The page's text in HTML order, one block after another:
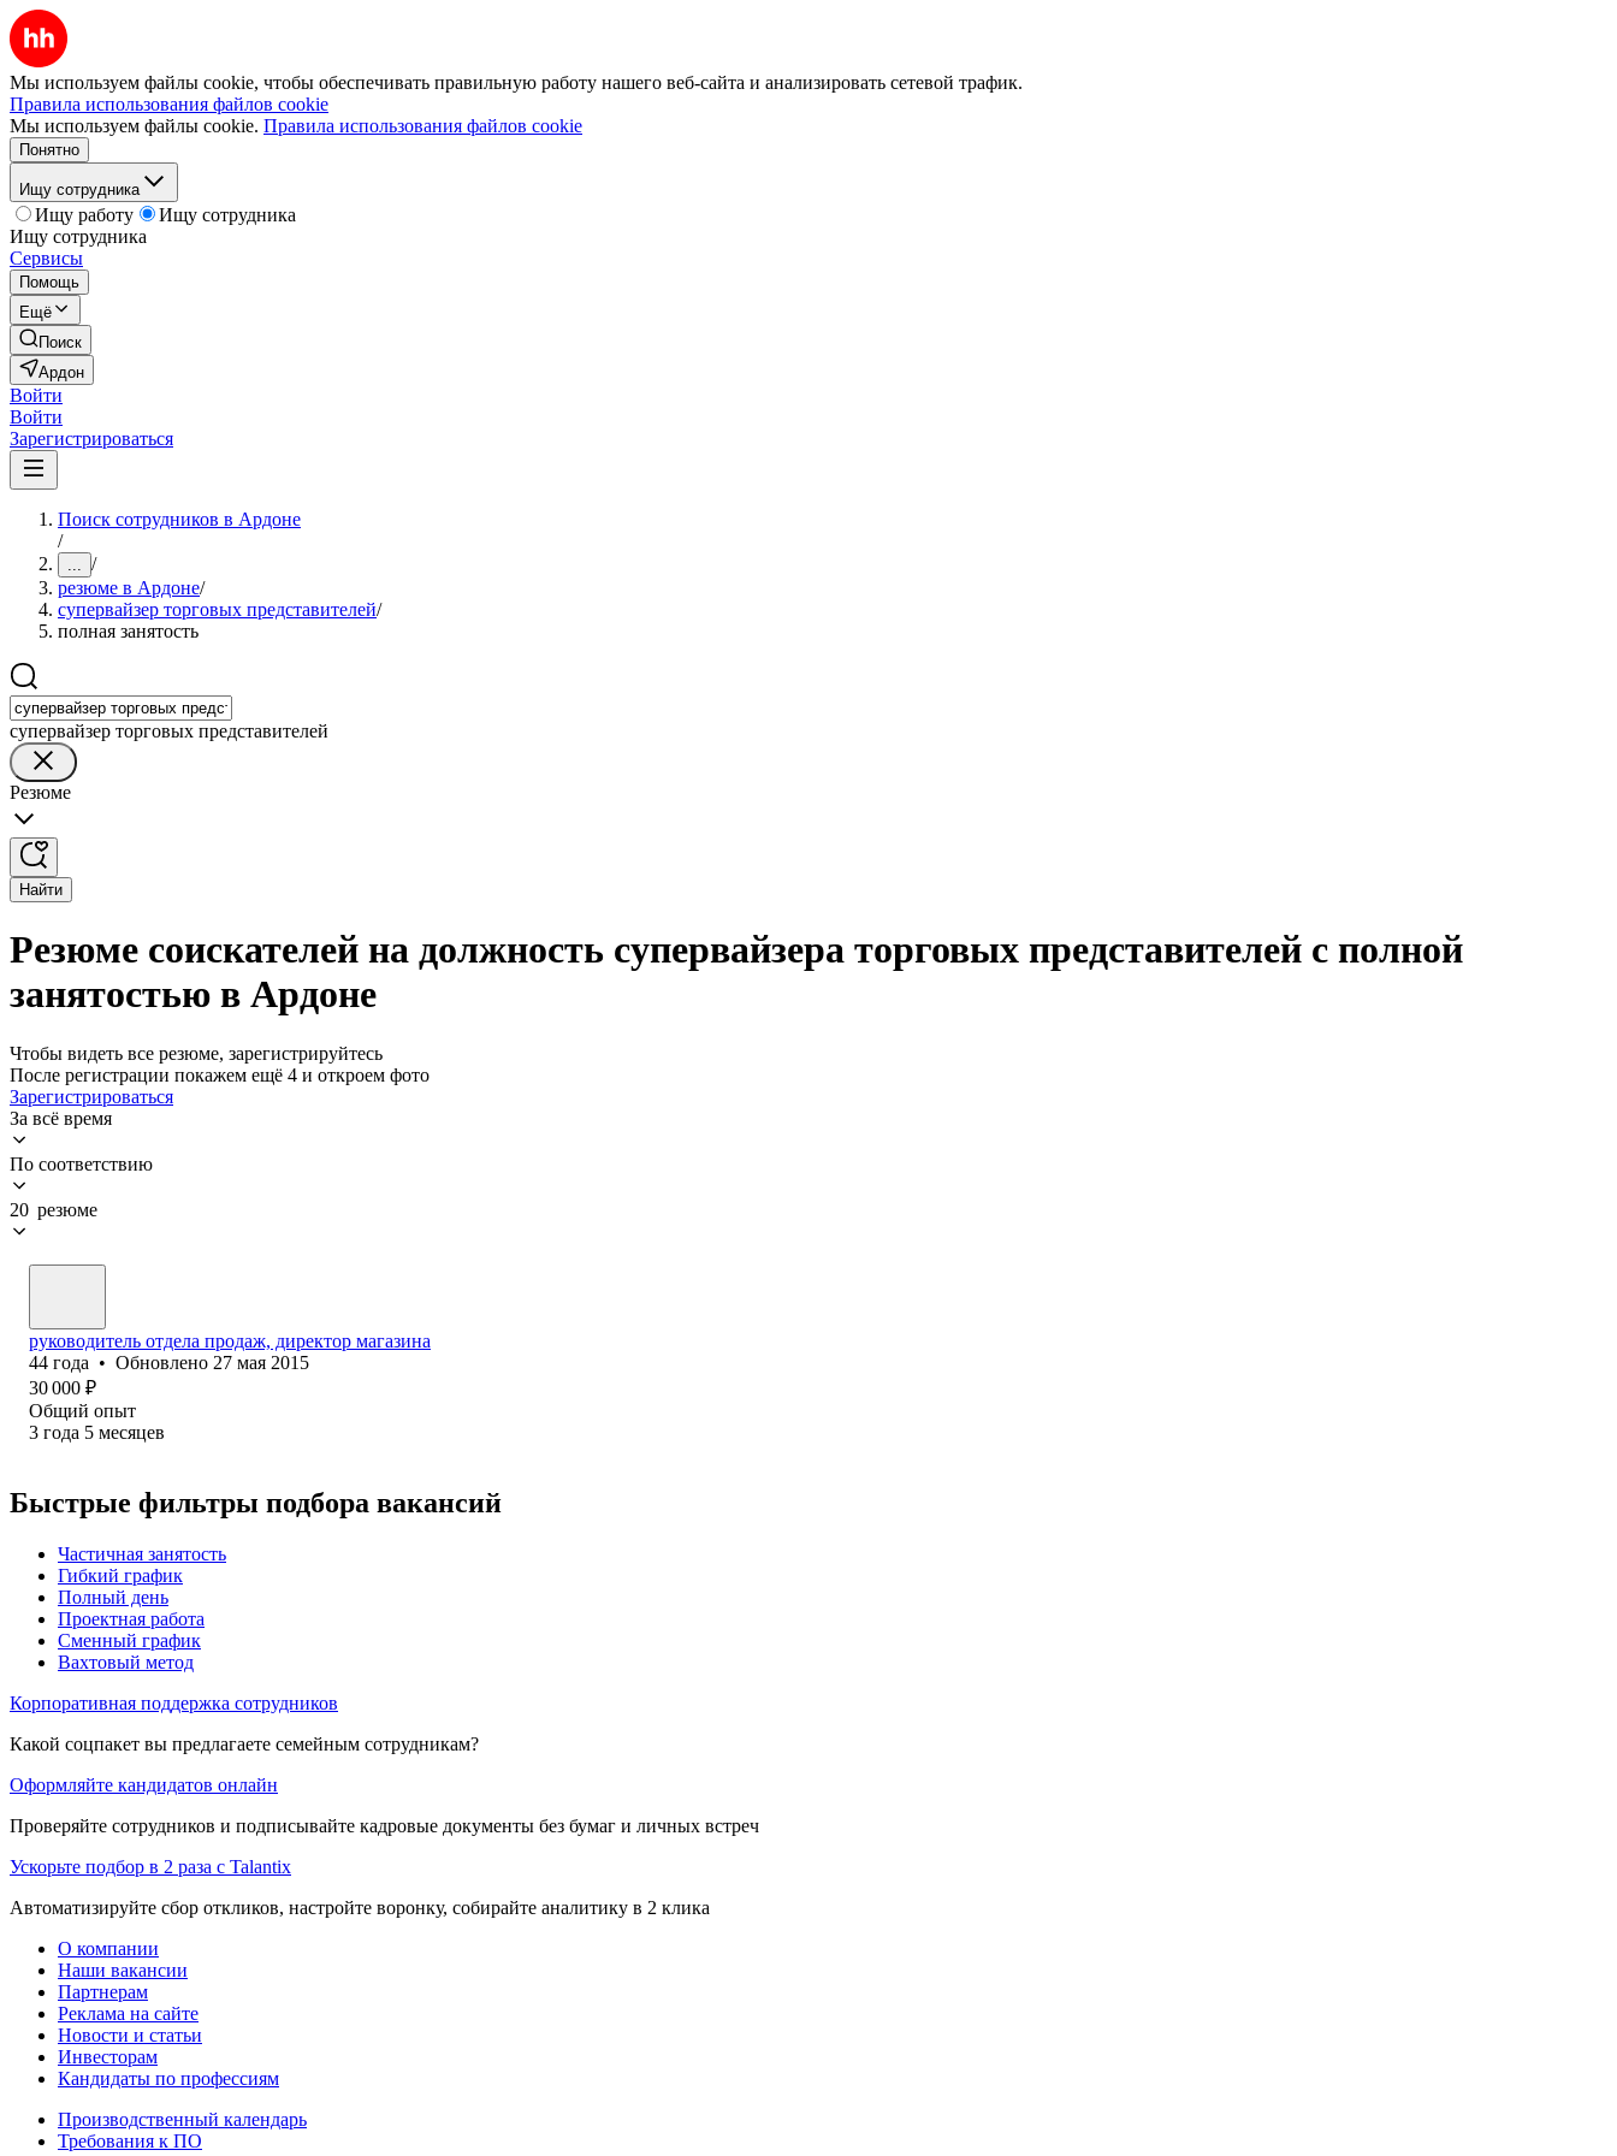
Мы используем файлы cookie, чтобы обеспечивать правильную работу нашего веб-сайта и анализировать сетевой трафик.
Правила использования файлов cookie
Мы используем файлы cookie. Правила использования файлов cookie
Понятно
Ищу сотрудника
Ищу работу
Ищу сотрудника
Ищу сотрудника
Сервисы
Помощь
Ещё
Поиск
Ардон
Войти
Войти
Зарегистрироваться
Поиск сотрудников в Ардоне
/
... /
резюме в Ардоне/
супервайзер торговых представителей/
полная занятость
супервайзер торговых представителей
Резюме
Найти
Резюме соискателей на должность супервайзера торговых представителей с полной
занятостью в Ардоне
Чтобы видеть все резюме, зарегистрируйтесь
После регистрации покажем ещё 4 и откроем фото
Зарегистрироваться
За всё время
По соответствию
20 резюме
руководитель отдела продаж, директор магазина
44 года • Обновлено 27 мая 2015
30 000 ₽
Общий опыт
3 года 5 месяцев
Быстрые фильтры подбора вакансий
Частичная занятость
Гибкий график
Полный день
Проектная работа
Сменный график
Вахтовый метод
Корпоративная поддержка сотрудников
Какой соцпакет вы предлагаете семейным сотрудникам?
Оформляйте кандидатов онлайн
Проверяйте сотрудников и подписывайте кадровые документы без бумаг и личных встреч
Ускорьте подбор в 2 раза с Talantix
Автоматизируйте сбор откликов, настройте воронку, собирайте аналитику в 2 клика
О компании
Наши вакансии
Партнерам
Реклама на сайте
Новости и статьи
Инвесторам
Кандидаты по профессиям
Производственный календарь
Требования к ПО